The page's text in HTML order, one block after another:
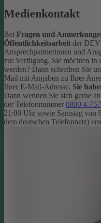
Medienkontakt
Bei Fragen und
Öffentlichkeitsarbeit der
Ansprechpartnerinnen und
zur Verfügung. Sie möchten in
werden? Dann schreiben Sie
Mail mit Angaben zu Ihrer
Ihrer E-Mail-Adresse. Sie
Dann wenden Sie sich gerne
der Telefonnummer 0800 4-
21:00 Uhr sowie Samstag von
dem deutschen Telefonnetz)